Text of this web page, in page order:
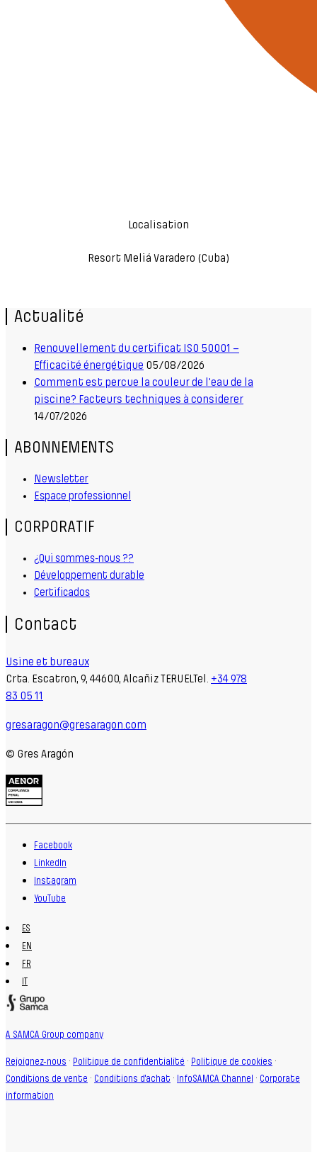
Localisation
Resort Meliá Varadero (Cuba)
Actualité
Renouvellement du certificat ISO 50001 –
Efficacité énergétique 05/08/2026
Comment est percue la couleur de l'eau de la
piscine? Facteurs techniques à considerer
14/07/2026
ABONNEMENTS
Newsletter
Espace professionnel
CORPORATIF
¿Qui sommes-nous ??
Développement durable
Certificados
Contact
Usine et bureaux
Crta. Escatron, 9, 44600, Alcañiz TERUELTel. +34 978
83 05 11
gresaragon@gresaragon.com
© Gres Aragón
Facebook
LinkedIn
Instagram
YouTube
ES
EN
FR
A SAMCA Group company
Rejoignez-nous · Politique de confidentialité · Politique de cookies ·
Conditions de vente · Conditions d'achat · InfoSAMCA Channel · Corporate
information